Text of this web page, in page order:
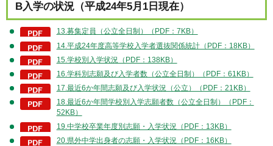
B入学の状況（平成24年5月1日現在）
13.募集定員（公立全日制）（PDF：7KB）
14.平成24年度高等学校入学者選抜関係統計（PDF：18KB）
15.学校別入学状況（PDF：138KB）
16.学科別志願及び入学者数（公立全日制）（PDF：61KB）
17.最近6か年間志願及び入学状況（公立）（PDF：21KB）
18.最近6か年間学校別入学志願者数（公立全日制）（PDF：
52KB）
19.中学校卒業年度別志願・入学状況（PDF：13KB）
20.県外中学出身者の志願・入学状況（PDF：16KB）